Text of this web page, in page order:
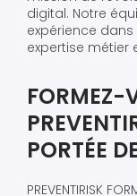
digital. Notre
expérience
expertise métier
FORMEZ-
PORTÉE
PREVENTIRISK